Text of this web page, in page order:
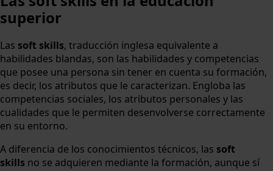
superior
Las soft skills, traducción inglesa equivalente a
habilidades blandas, son las habilidades y competencias
que posee una persona sin tener en cuenta su formación,
es decir, los atributos que le caracterizan. Engloba las
competencias sociales, los atributos personales y las
cualidades que le permiten desenvolverse correctamente
en su entorno.
A diferencia de los conocimientos técnicos, las soft
skills no se adquieren mediante la formación, aunque sí